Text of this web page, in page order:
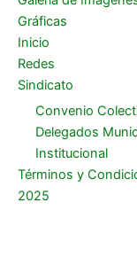
Gráficas
Inicio
Redes
Sindicato
Convenio
Delegados
Institucional
Términos y
2025